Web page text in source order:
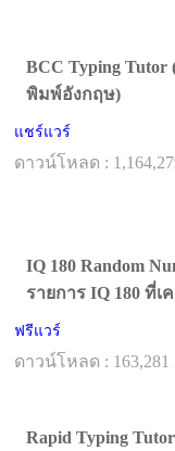
BCC Typing
พิมพ์อังกฤษ)
แชร์แวร์
ดาวน์โหลด :
IQ 180 Random
รายการ IQ 180 ที่เ
ฟรีแวร์
ดาวน์โหลด : 163,281
Rapid Typing